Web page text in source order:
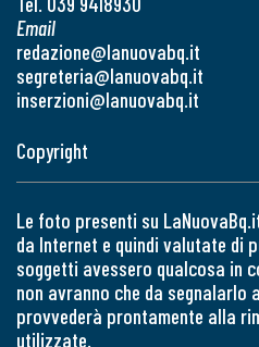
Email
redazione@lanuovabq.it
segreteria@lanuovabq.it
inserzioni@lanuovabq.it
Copyright
Le foto presenti su
da Internet e quindi valutate di
soggetti avessero qualcosa in
non avranno che da segnalarlo
provvederà prontamente alla
utilizzate.